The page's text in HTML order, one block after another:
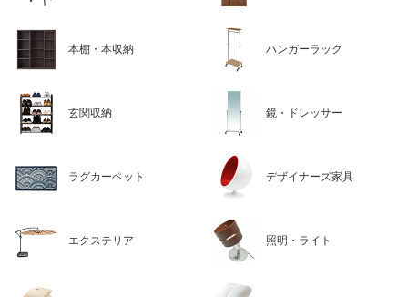
本棚・本収納 ハンガーラック
玄関収納 鏡・ドレッサー
ラグカーペット デザイナーズ家具
エクステリア 照明・ライト